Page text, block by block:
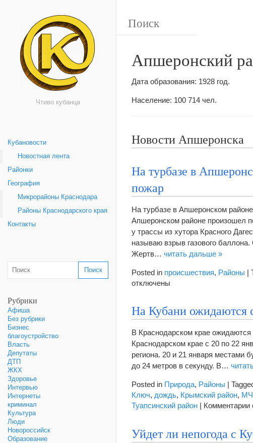
Чтиво кубанца
Кубановости
Новостная лента
Районки
География
Микрорайоны Краснодара
Районы Краснодарского края
Контакты
Рубрики
Афиша
Без рубрики
Бизнес
благоустройство
Власть
Депутаты
ДТП
ЖКХ
Здоровье
Интервью
Интернеты
криминал
Культура
Люди
Новороссийск
Образование
Апшеронский
Дата образования: 1928 год.
Население: 100 714 чел.
Новости Апшеронска
На турбазе в
пожар
На турбазе в Апшеронском
Апшеронском районе произошел
у трассы из хутора Красного
называю взрыв газового
Жертв… читать дальше »
Posted in происшествия, Районы |
отключены
На Кубани ожидаются
В Краснодарском крае
Краснодарском крае с 20 по 22
региона. 20 и 21 января местами
до 24 метров в секунду. В…
Posted in Природа, Районы |
Ключ, дождь, Крымский район,
Туапсинский район | Комментариик
Уйдет ли непогода с